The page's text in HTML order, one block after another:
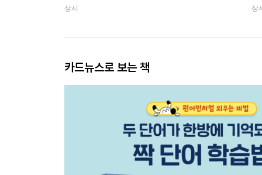
상시 상
카드뉴스로 보는 책